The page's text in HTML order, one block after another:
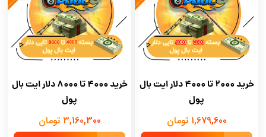
خرید 2000 تا 4000 دلار ایت بال
پول
1,679,600 تومان
خرید 4000 تا 8000 دلار ایت بال
پول
3,160,300 تومان